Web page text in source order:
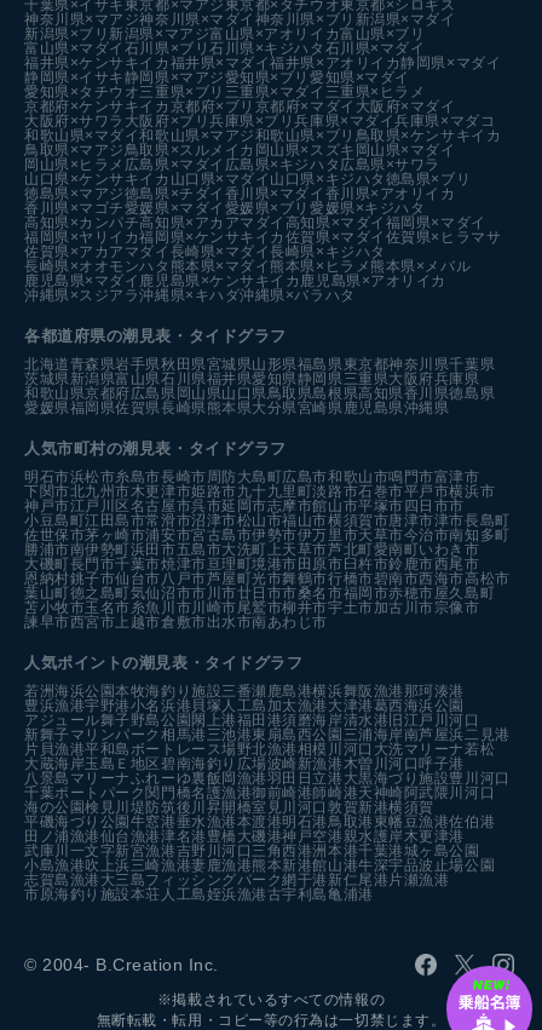
千葉県×イサキ 東京都×マアジ 東京都×タチウオ東京都×シロギス
神奈川県×マアジ神奈川県×マダイ 神奈川県×ブリ 新潟県×マダイ
新潟県×ブリ 新潟県×マアジ富山県×アオリイカ富山県×ブリ
富山県×マダイ 石川県×ブリ石川県×キジハタ 石川県×マダイ
福井県×ケンサキイカ 福井県×マダイ福井県×アオリイカ 静岡県×マダイ
静岡県×イサキ 静岡県×マアジ愛知県×ブリ愛知県×マダイ
愛知県×タチウオ三重県×ブリ 三重県×マダイ 三重県×ヒラメ
京都府×ケンサキイカ 京都府×ブリ 京都府×マダイ 大阪府×マダイ
大阪府×サワラ 大阪府×ブリ兵庫県×ブリ兵庫県×マダイ兵庫県×マダコ
和歌山県×マダイ和歌山県×マアジ和歌山県×ブリ 鳥取県×ケンサキイカ
鳥取県×マアジ鳥取県×スルメイカ 岡山県×スズキ 岡山県×マダイ
岡山県×ヒラメ 広島県×マダイ 広島県×キジハタ 広島県×サワラ
山口県×ケンサキイカ 山口県×マダイ 山口県×キジハタ 徳島県×ブリ
徳島県×マアジ徳島県×チダイ 香川県×マダイ 香川県×アオリイカ
香川県×マゴチ愛媛県×マダイ 愛媛県×ブリ愛媛県×キジハタ
高知県×カンパチ高知県×アカアマダイ 高知県×マダイ 福岡県×マダイ
福岡県×ヤリイカ福岡県×ケンサキイカ 佐賀県×マダイ 佐賀県×ヒラマサ
佐賀県×アカアマダイ 長崎県×マダイ長崎県×キジハタ
長崎県×オオモンハタ 熊本県×マダイ 熊本県×ヒラメ 熊本県×メバル
鹿児島県×マダイ 鹿児島県×ケンサキイカ 鹿児島県×アオリイカ
沖縄県×スジアラ沖縄県×キハダ沖縄県×バラハタ
各都道府県の潮見表 ・タイドグラフ
北海道青森県岩手県秋田県宮城県山形県福島県東京都神奈川県千葉県
茨城県新潟県富山県石川県福井県愛知県静岡県三重県大阪府兵庫県
和歌山県京都府広島県 岡山県山口県鳥取県島根県高知県香川県徳島県
愛媛県福岡県佐賀県長崎県熊本県大分県宮崎県鹿児島県沖縄県
人気市町村の潮見表・タイドグラフ
明石市浜松市糸島市長崎市周防大島町広島市和歌山市鳴門市富津市
下関市北九州市木更津市姫路市九十九里町淡路市石巻市平戸市横浜市
神戸市江戸川区 名古屋市呉市延岡市志摩市館山市平塚市 四日市市
小豆島町江田島市常滑市沼津市松山市福山市横須賀市唐津市津市長島町
佐世保市茅ヶ崎市浦安市宮古島市伊勢市伊万里市天草市今治市南知多町
勝浦市南伊勢町浜田市五島市大洗町 上天草市芦北町愛南町いわき市
大磯町長門市千葉市焼津市亘理町境港市 田原市 臼杵市鈴鹿市西尾市
恩納村銚子市仙台市八戸市芦屋町光市舞鶴市行橋市碧南市西海市高松市
葉山町徳之島町気仙沼市市川市廿日市市桑名市福岡市赤穂市屋久島町
苫小牧市玉名市糸魚川市川崎市尾鷲市柳井市宇土市加古川市宗像市
諫早市西宮市 上越市倉敷市出水市南あわじ市
人気ポイントの潮見表・タイドグラフ
若洲海浜公園本牧海釣り施設三番瀬 鹿島港横浜舞阪漁港 那珂湊港
豊浜漁港宇野港小名浜港 貝塚人工島 加太漁港 大津港葛西海浜公園
アジュール舞子野島公園 閖上港福田港須磨海岸清水港 旧江戸川河口
新舞子マリンパーク 相馬港 三池港東扇島西公園 三浦海岸南芦屋浜二見港
片貝漁港平和島ボートレース場野北漁港相模川河口 大洗マリーナ若松
大蔵海岸玉島Ｅ地区 碧南海釣り広場波崎新漁港木曽川河口 呼子港
八景島マリーナふれーゆ裏飯岡漁港羽田 日立港 大黒海づり施設豊川河口
千葉ポートパーク 関門橋名護漁港御前崎港師崎港天神崎 阿武隈川河口
海の公園検見川堤防筑後川昇開橋室見川河口敦賀新港横須賀
平磯海づり公園 牛窓港垂水漁港本渡港明石港鳥取港 東幡豆漁港佐伯港
田ノ浦漁港仙台漁港津名港 豊橋 大磯港神戸空港親水護岸木更津港
武庫川一文字新宮漁港吉野川河口 三角西港洲本港千葉港城ヶ島公園
小島漁港吹上浜三崎漁港妻鹿漁港熊本新港館山港牛深宇品波止場公園
志賀島漁港 大三島フィッシングパーク網干港 新仁尾港 片瀬漁港
市原海釣り施設本荘人工島姪浜漁港古宇利島亀浦港
© 2004- B.Creation Inc.
※掲載されているすべての情報の
無断転載・転用・コピー等の行為は一切禁じます。